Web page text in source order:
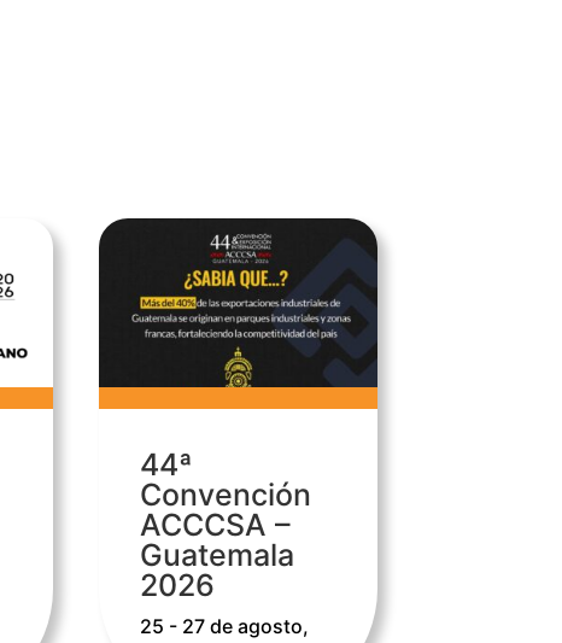
44ª
Convención
ACCCSA –
Guatemala
2026
25 - 27 de agosto,